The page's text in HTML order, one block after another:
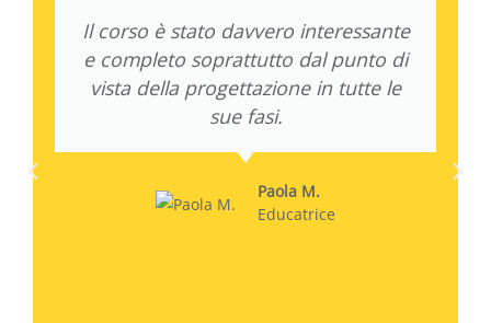
Il corso è stato davvero interessante
e completo soprattutto dal punto di
vista della progettazione in tutte le
sue fasi.
Paola M.
Educatrice